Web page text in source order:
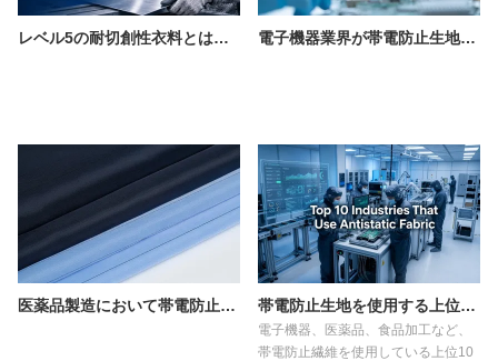
レベル5の耐切創性衣料とは何ですか？ 電子機器業界が帯電防止生地に依存する理由
医薬品製造において帯電防止布が不可欠な理由 帯電防止生地を使用する上位10業種
電子機器、医薬品、食品加工など、
帯電防止繊維を使用している上位10